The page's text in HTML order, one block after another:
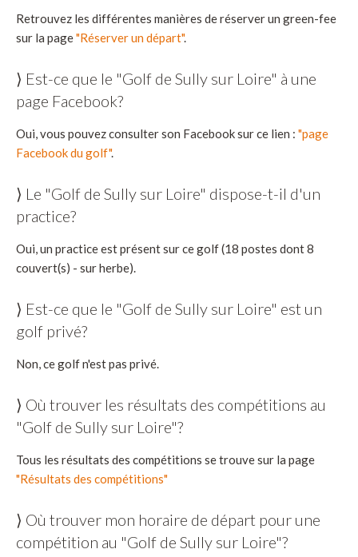
Retrouvez les différentes manières de réserver un green-fee
sur la page"Réserver un départ".
⟩ Est-ce que le "Golf de Sully sur Loire" à une
page Facebook?
Oui, vous pouvez consulter son Facebook sur ce lien : "page
Facebook du golf".
⟩ Le "Golf de Sully sur Loire" dispose-t-il d'un
practice?
Oui, un practice est présent sur ce golf (18 postes dont 8
couvert(s) - sur herbe).
⟩ Est-ce que le "Golf de Sully sur Loire" est un
golf privé?
Non, ce golf n'est pas privé.
⟩ Où trouver les résultats des compétitions au
"Golf de Sully sur Loire"?
Tous les résultats des compétitions se trouve sur la page
"Résultats des compétitions"
⟩ Où trouver mon horaire de départ pour une
compétition au "Golf de Sully sur Loire"?